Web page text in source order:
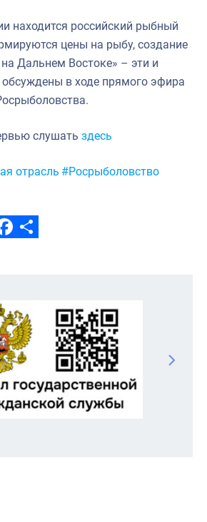
находится российский рыбный
цены на рыбу, создание
Дальнем Востоке» – эти и
в ходе прямого эфира
слушать здесь
отрасль #Росрыболовство